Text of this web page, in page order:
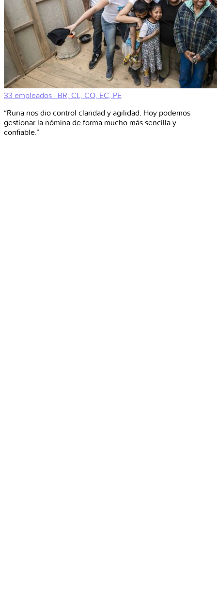
33 empleados
BR, CL, CO, EC, PE
“Runa nos dio control claridad y agilidad. Hoy podemos
gestionar la nómina de forma mucho más sencilla y
confiable.”